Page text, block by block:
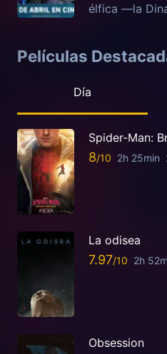
élfica —la
Películas
Día
Spider-Man:
8 2h 25min
La odisea
7.97 2h
Obsession